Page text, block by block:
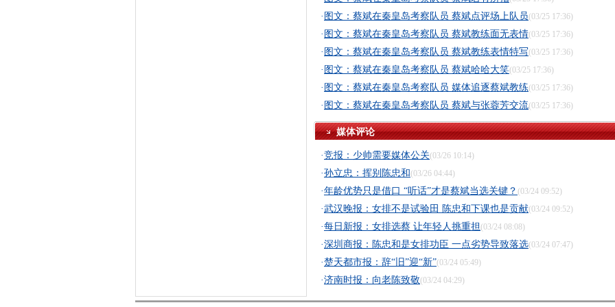
· 图文：蔡斌在秦皇岛考察队员 蔡斌点评场上队员(03/25 17:36)
· 图文：蔡斌在秦皇岛考察队员 蔡斌教练面无表情(03/25 17:36)
· 图文：蔡斌在秦皇岛考察队员 蔡斌教练表情特写(03/25 17:36)
· 图文：蔡斌在秦皇岛考察队员 蔡斌哈哈大笑(03/25 17:36)
· 图文：蔡斌在秦皇岛考察队员 媒体追逐蔡斌教练(03/25 17:36)
· 图文：蔡斌在秦皇岛考察队员 蔡斌与张蓉芳交流(03/25 17:36)
媒体评论
·竞报：少帅需要媒体公关(03/26 10:14)
·孙立忠：挥别陈忠和 (03/26 04:44)
·年龄优势只是借口 “听话”才是蔡斌当选关键？ (03/24 09:52)
·武汉晚报：女排不是试验田 陈忠和下课也是贡献(03/24 09:52)
·每日新报：女排选蔡 让年轻人挑重担 (03/24 08:08)
·深圳商报：陈忠和是女排功臣 一点劣势导致落选(03/24 07:47)
·楚天都市报：辞“旧”迎“新”(03/24 05:49)
·济南时报：向老陈致敬(03/24 04:29)